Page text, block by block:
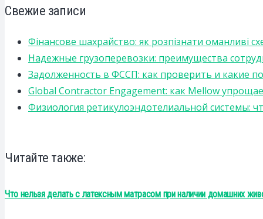
Свежие записи
Фінансове шахрайство: як розпізнати оманливі
Надежные грузоперевозки: преимущества
Задолженность в ФССП: как проверить и какие
Global Contractor Engagement: как Mellow
Физиология ретикулоэндотелиальной системы:
Читайте также:
Что нельзя делать с латексным матрасом при наличии домашних